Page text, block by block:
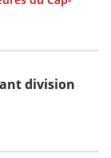
division